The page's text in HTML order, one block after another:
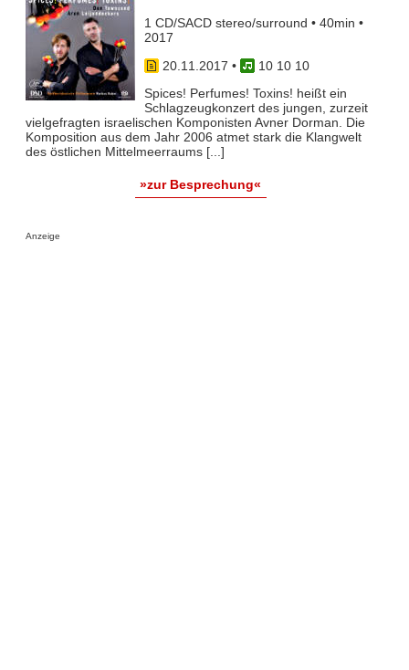
1 CD/SACD stereo/surround • 40min •
2017
20.11.2017 •
10 10 10
Spices! Perfumes! Toxins! heißt ein
Schlagzeugkonzert des jungen, zurzeit
vielgefragten israelischen Komponisten Avner Dorman. Die
Komposition aus dem Jahr 2006 atmet stark die Klangwelt
des östlichen Mittelmeerraums [...]
»zur Besprechung«
Anzeige